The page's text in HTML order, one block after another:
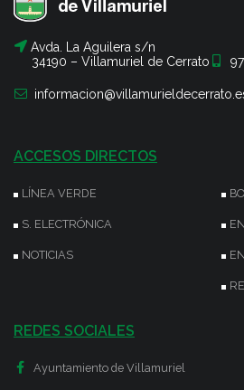
Avda. La Aguilera s/n
34190 – Villamuriel de Cerrato
ACCESOS DIRECTOS
LÍNEA VERDE
S. ELECTRÓNICA
NOTICIAS
REDES SOCIALES
Ayuntamiento de Villamuriel